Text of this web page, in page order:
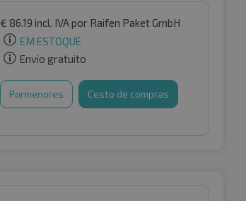
€ 86.19 incl. IVApor Raifen Paket GmbH
EM ESTOQUE
Envio gratuito
Pormenores Cesto de compras